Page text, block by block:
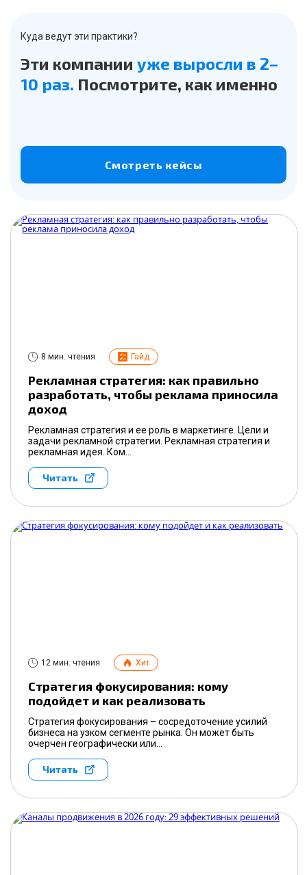
Куда ведут эти практики?
Эти компании уже выросли в 2–
10 раз. Посмотрите, как именно
Смотреть кейсы
8 мин. чтения Гайд
Рекламная стратегия: как правильно
разработать, чтобы реклама приносила
доход
Рекламная стратегия и ее роль в маркетинге. Цели и
задачи рекламной стратегии. Рекламная стратегия и
рекламная идея. Ком...
Читать
12 мин. чтения Хит
Стратегия фокусирования: кому
подойдет и как реализовать
Стратегия фокусирования – сосредоточение усилий
бизнеса на узком сегменте рынка. Он может быть
очерчен географически или...
Читать